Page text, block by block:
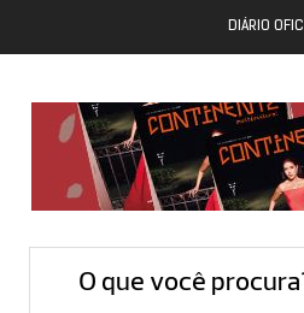
DIÁRIO
O que você